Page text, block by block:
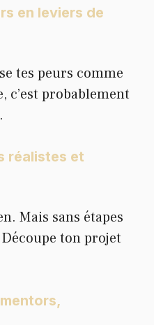
en leviers de
tes peurs comme
c’est probablement
réalistes et
Mais sans étapes
ton projet